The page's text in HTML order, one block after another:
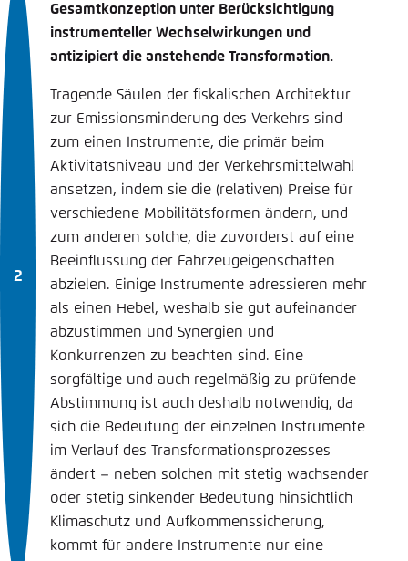
Gesamtkonzeption unter Berücksichtigung
instrumenteller Wechselwirkungen und
antizipiert die anstehende Transformation.
Tragende Säulen der fiskalischen Architektur
zur Emissionsminderung des Verkehrs sind
zum einen Instrumente, die primär beim
Aktivitätsniveau und der Verkehrsmittelwahl
ansetzen, indem sie die (relativen) Preise für
verschiedene Mobilitätsformen ändern, und
zum anderen solche, die zuvorderst auf eine
Beeinflussung der Fahrzeugeigenschaften
abzielen. Einige Instrumente adressieren mehr
als einen Hebel, weshalb sie gut aufeinander
abzustimmen und Synergien und
Konkurrenzen zu beachten sind. Eine
sorgfältige und auch regelmäßig zu prüfende
Abstimmung ist auch deshalb notwendig, da
sich die Bedeutung der einzelnen Instrumente
im Verlauf des Transformationsprozesses
ändert – neben solchen mit stetig wachsender
oder stetig sinkender Bedeutung hinsichtlich
Klimaschutz und Aufkommenssicherung,
kommt für andere Instrumente nur eine